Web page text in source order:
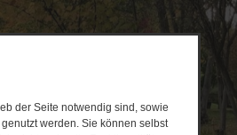
der Seite notwendig sind, sowie
werden. Sie können selbst